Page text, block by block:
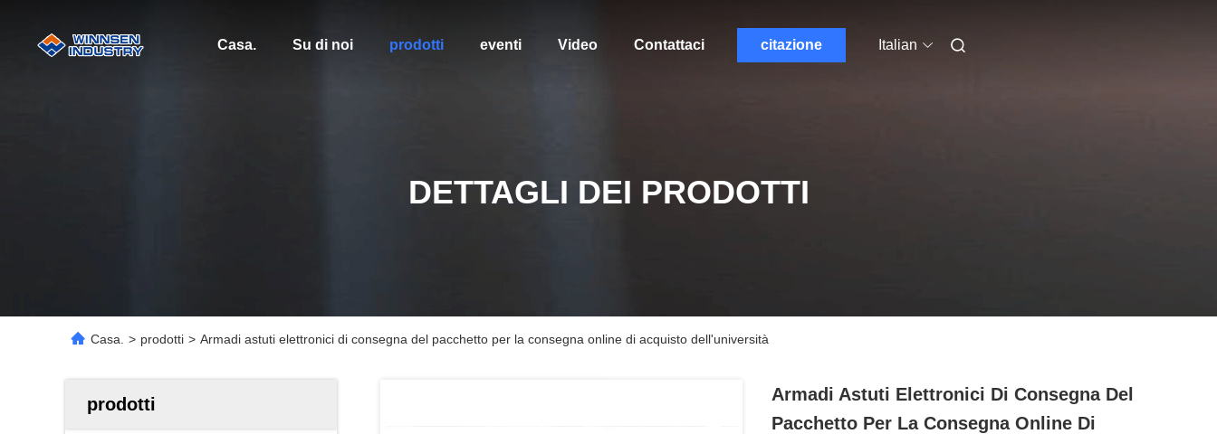
Casa. Su di noi prodotti eventi Video Contattaci citazione Italian
DETTAGLI DEI PRODOTTI
Casa. > prodotti > Armadi astuti elettronici di consegna del pacchetto per la consegna online di acquisto dell'università
prodotti
Armadi Astuti Elettronici Di Consegna Del
Pacchetto Per La Consegna Online Di